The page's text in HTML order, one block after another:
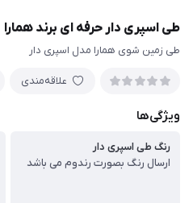
طی اسپری دار حرفه ای برند همارا
طی زمین شوی همارا مدل اسپری دار
علاقه‌مندی
ویژگی‌ها
رنگ طی اسپری دار
ارسال رنگ بصورت رندوم می باشد